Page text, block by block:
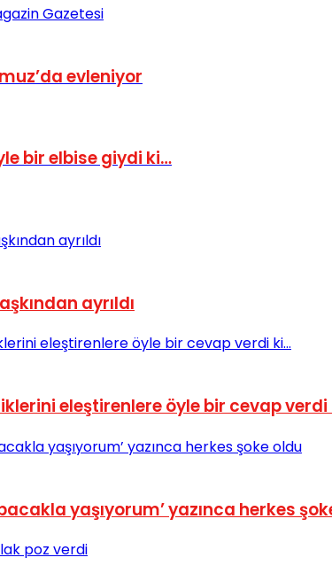
Gazetesi
evleniyor
bir elbise giydi ki…
ayrıldı
eleştirenlere öyle bir cevap
yaşıyorum’ yazınca herkes